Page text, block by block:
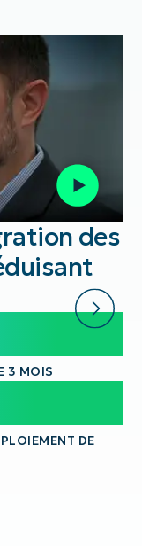
des
3 MOIS
DE